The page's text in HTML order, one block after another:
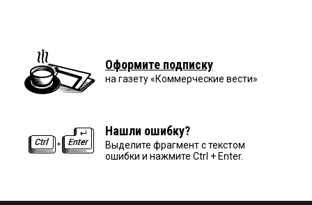
Оформите подписку
на газету «Коммерческие вести»
Нашли ошибку?
Выделите фрагмент с текстом
ошибки и нажмите Ctrl + Enter.